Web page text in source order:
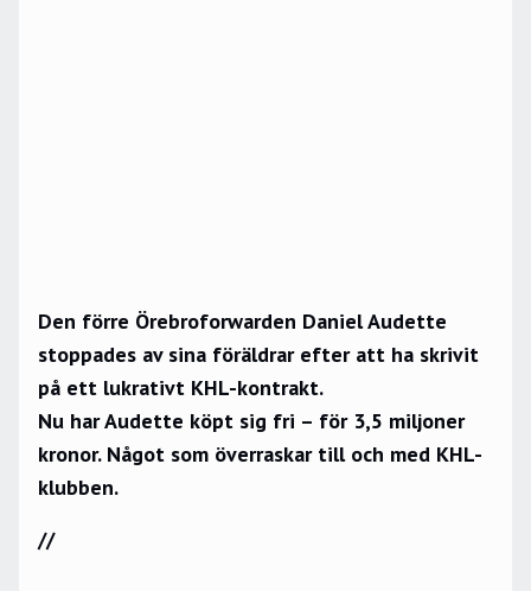
Den förre Örebroforwarden Daniel Audette
stoppades av sina föräldrar efter att ha skrivit
på ett lukrativt KHL-kontrakt.
Nu har Audette köpt sig fri – för 3,5 miljoner
kronor. Något som överraskar till och med KHL-
klubben.
//